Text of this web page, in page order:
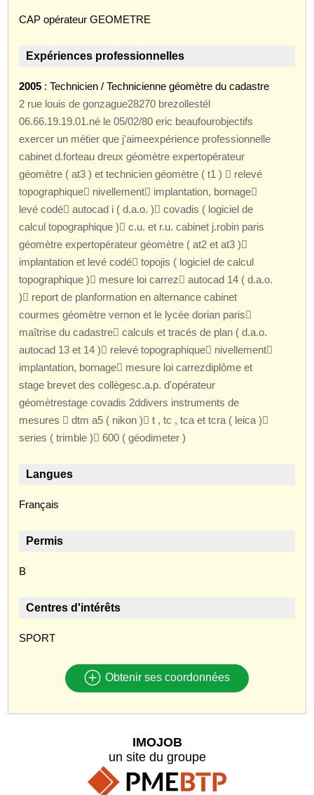
CAP opérateur GEOMETRE
Expériences professionnelles
2005 : Technicien / Technicienne géomètre du cadastre
2 rue louis de gonzague28270 brezollestél
06.66.19.19.01.né le 05/02/80 eric beaufourobjectifs
exercer un métier que j'aimeexpérience professionnelle
cabinet d.forteau dreux géomètre expertopérateur
géomètre ( at3 ) et technicien géomètre ( t1 )  relevé
topographique nivellement implantation, bornage
levé codé autocad i ( d.a.o. ) covadis ( logiciel de
calcul topographique ) c.u. et r.u. cabinet j.robin paris
géomètre expertopérateur géomètre ( at2 et at3 )
implantation et levé codé topojis ( logiciel de calcul
topographique ) mesure loi carrez autocad 14 ( d.a.o.
) report de planformation en alternance cabinet
courmes géomètre vernon et le lycée dorian paris
maîtrise du cadastre calculs et tracés de plan ( d.a.o.
autocad 13 et 14 ) relevé topographique nivellement
implantation, bornage mesure loi carrezdiplôme et
stage brevet des collègesc.a.p. d'opérateur
géomètrestage covadis 2ddivers instruments de
mesures  dtm a5 ( nikon ) t , tc , tca et tcra ( leica )
series ( trimble ) 600 ( géodimeter )
Langues
Français
Permis
B
Centres d'intérêts
SPORT
Obtenir ses coordonnées
IMOJOB
un site du groupe